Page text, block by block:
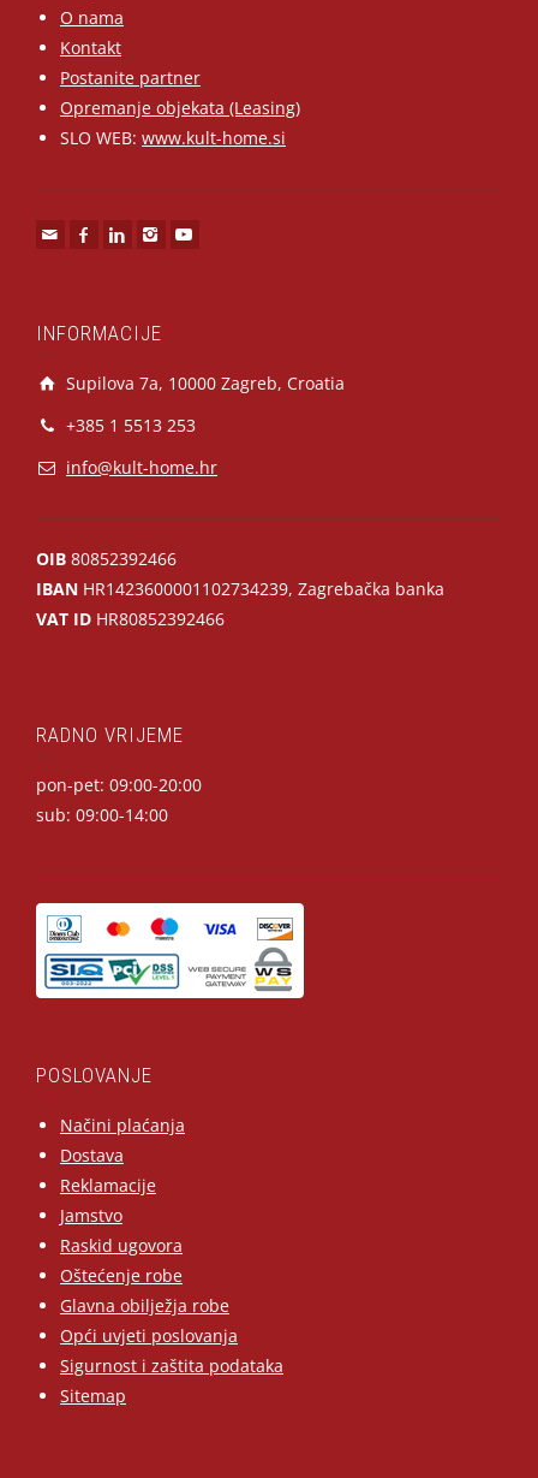
O nama
Kontakt
Postanite partner
Opremanje objekata (Leasing)
SLO WEB: www.kult-home.si
INFORMACIJE
Supilova 7a, 10000 Zagreb, Croatia
+385 1 5513 253
info@kult-home.hr
OIB 80852392466
IBAN HR1423600001102734239, Zagrebačka banka
VAT ID HR80852392466
RADNO VRIJEME
pon-pet: 09:00-20:00
sub: 09:00-14:00
POSLOVANJE
Načini plaćanja
Dostava
Reklamacije
Jamstvo
Raskid ugovora
Oštećenje robe
Glavna obilježja robe
Opći uvjeti poslovanja
Sigurnost i zaštita podataka
Sitemap